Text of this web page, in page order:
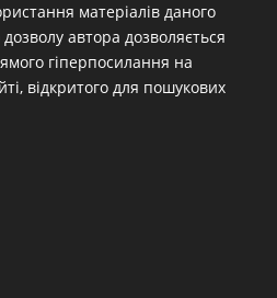
матеріалів даного
автора дозволяється
гіперпосилання на
відкритого для пошукових